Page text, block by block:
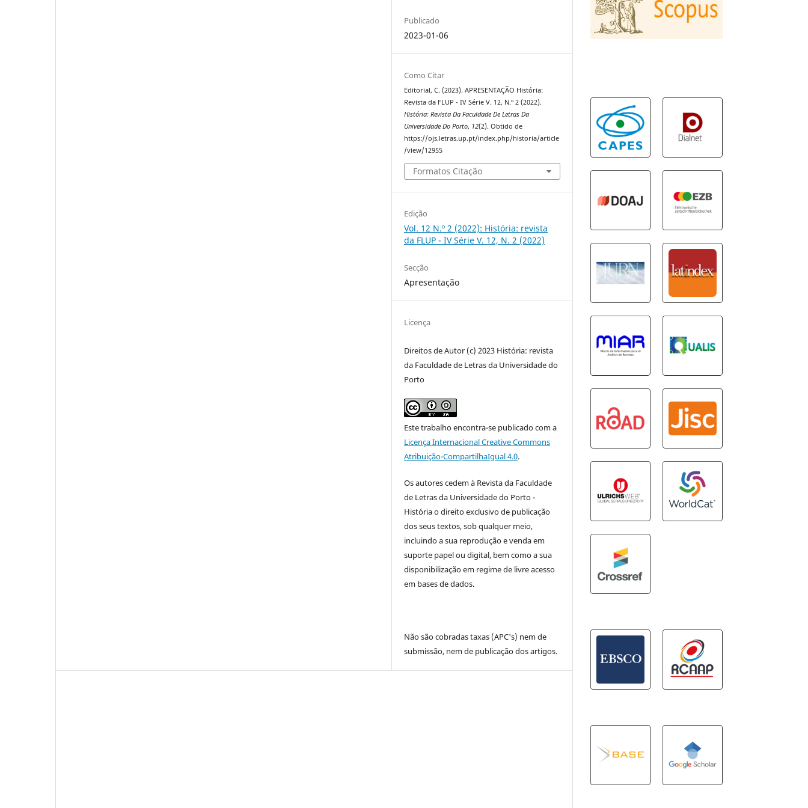
Publicado
2023-01-06
Como Citar
Editorial, C. (2023). APRESENTAÇÃO História:
Revista da FLUP - IV Série V. 12, N.º 2 (2022).
História: Revista Da Faculdade De Letras Da
Universidade Do Porto, 12(2). Obtido de
https://ojs.letras.up.pt/index.php/historia/article
/view/12955
Formatos Citação
Edição
Vol. 12 N.º 2 (2022): História: revista
da FLUP - IV Série V. 12, N. 2 (2022)
Secção
Apresentação
Licença
Direitos de Autor (c) 2023 História: revista
da Faculdade de Letras da Universidade do
Porto
Este trabalho encontra-se publicado com a
Licença Internacional Creative Commons
Atribuição-CompartilhaIgual 4.0.
Os autores cedem à Revista da Faculdade
de Letras da Universidade do Porto -
Históriao direito exclusivo de publicação
dos seus textos, sob qualquer meio,
incluindo a sua reprodução e venda em
suporte papel ou digital, bem como a sua
disponibilização em regime de livre acesso
em bases de dados.
Não são cobradas taxas (APC's) nem de
submissão, nem de publicação dos artigos.